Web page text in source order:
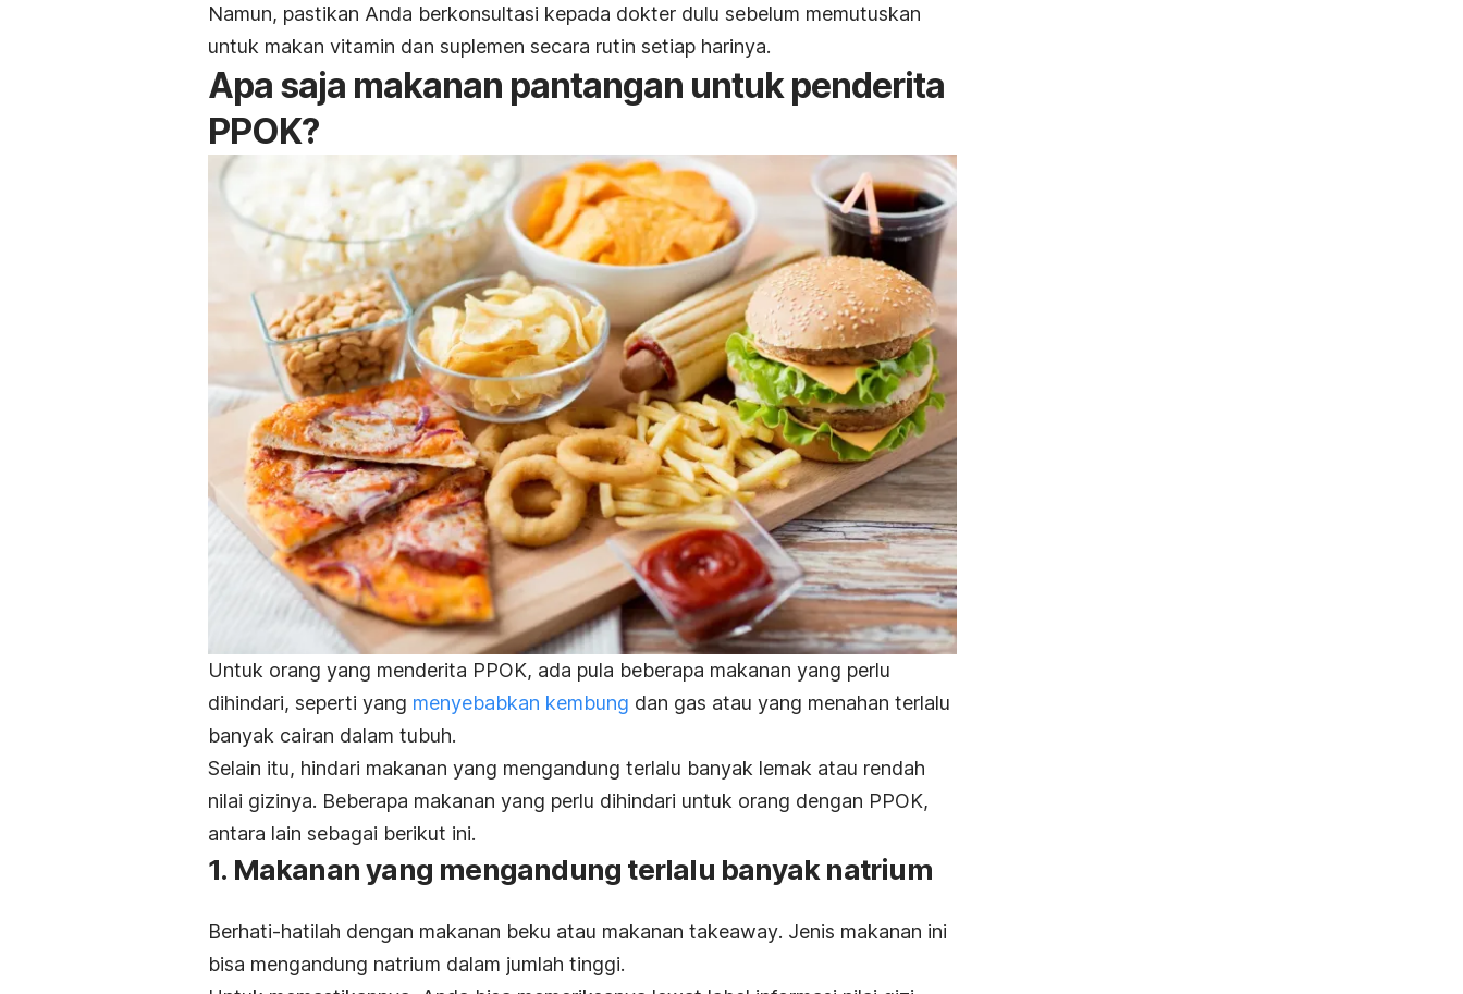
Namun, pastikan Anda berkonsultasi kepada dokter dulu sebelum memutuskan
untuk makan vitamin dan suplemen secara rutin setiap harinya.
Apa saja makanan pantangan untuk penderita
PPOK?
Untuk orang yang menderita PPOK, ada pula beberapa makanan yang perlu
dihindari, seperti yang menyebabkan kembung dan gas atau yang menahan terlalu
banyak cairan dalam tubuh.
Selain itu, hindari makanan yang mengandung terlalu banyak lemak atau rendah
nilai gizinya. Beberapa makanan yang perlu dihindari untuk orang dengan PPOK,
antara lain sebagai berikut ini.
1. Makanan yang mengandung terlalu banyak natrium
Berhati-hatilah dengan makanan beku atau makanan takeaway. Jenis makanan ini
bisa mengandung natrium dalam jumlah tinggi.